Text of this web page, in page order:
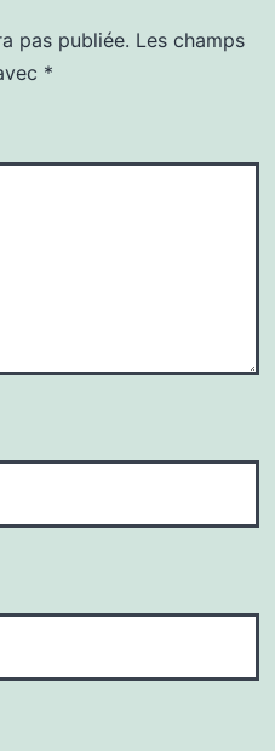
pas publiée. Les champs
*